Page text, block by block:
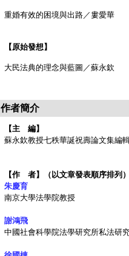
重婚有效的困境與出路／婁愛華
【原始發想】
大民法典的理念與藍圖／蘇永欽
作者簡介
【主 編】
蘇永欽教授七秩華誕祝壽論文集編
【作 者】（以文章發表順序排列）
朱慶育
南京大學法學院教授
謝鴻飛
中國社會科學院法學研究所私法研